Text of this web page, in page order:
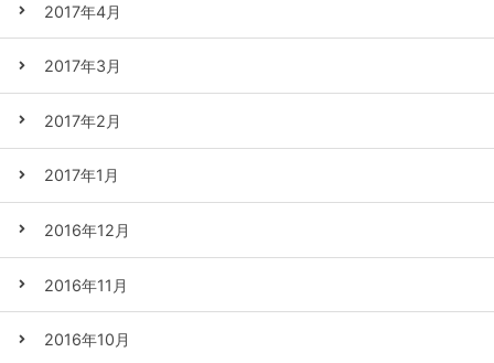
2017年4月
2017年3月
2017年2月
2017年1月
2016年12月
2016年11月
2016年10月